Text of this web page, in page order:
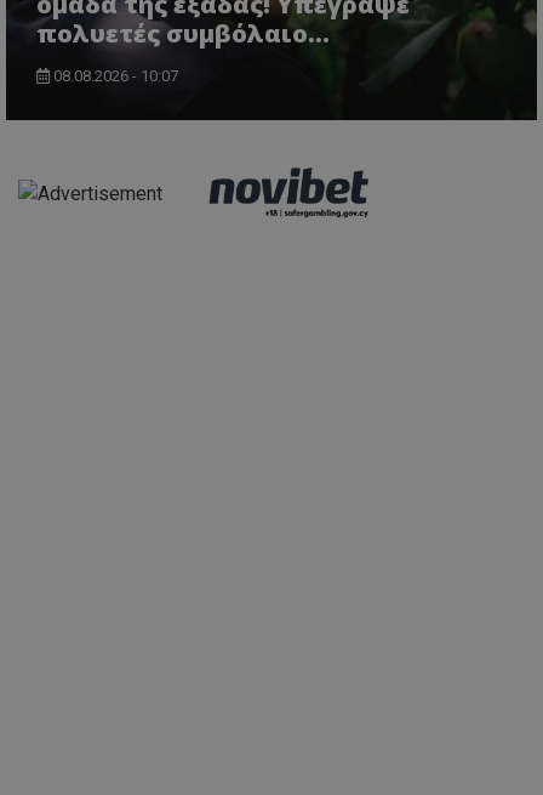
πολυετές συμβόλαιο...
08.08.2026 - 10:07